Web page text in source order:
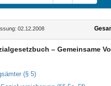
02.12.2008
– Gemeinsame
(§ 5)